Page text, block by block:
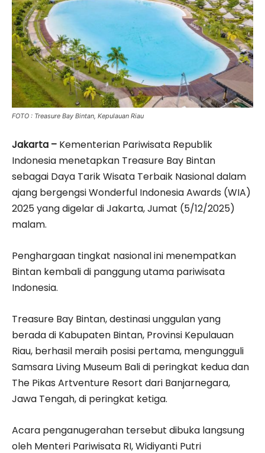
FOTO : Treasure Bay Bintan, Kepulauan Riau
Jakarta – Kementerian Pariwisata Republik
Indonesia menetapkan Treasure Bay Bintan
sebagai Daya Tarik Wisata Terbaik Nasional dalam
ajang bergengsi Wonderful Indonesia Awards (WIA)
2025 yang digelar di Jakarta, Jumat (5/12/2025)
malam.
Penghargaan tingkat nasional ini menempatkan
Bintan kembali di panggung utama pariwisata
Indonesia.
Treasure Bay Bintan, destinasi unggulan yang
berada di Kabupaten Bintan, Provinsi Kepulauan
Riau, berhasil meraih posisi pertama, mengungguli
Samsara Living Museum Bali di peringkat kedua dan
The Pikas Artventure Resort dari Banjarnegara,
Jawa Tengah, di peringkat ketiga.
Acara penganugerahan tersebut dibuka langsung
oleh Menteri Pariwisata RI, Widiyanti Putri